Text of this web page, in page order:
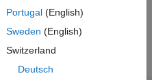
의SDgetdatastrs
Portugal(English)
Sweden (English)
Switzerland
Deutsch